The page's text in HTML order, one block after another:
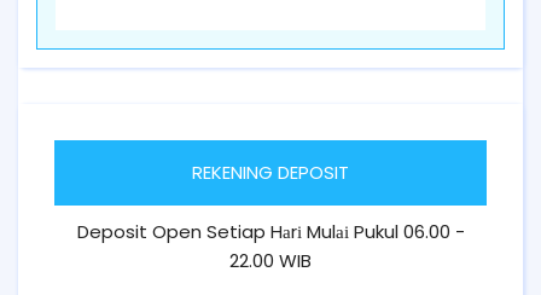
REKENING DEPOSIT
Deposit Open Setiap Hаrі Mulаі Pukul 06.00 -
22.00 WIB